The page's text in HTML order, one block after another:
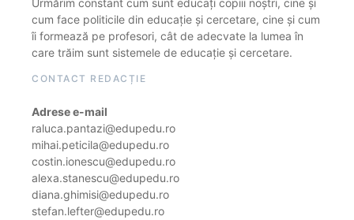
Urmărim constant cum sunt educați copiii noștri, cine și
cum face politicile din educație și cercetare, cine și cum
îi formează pe profesori, cât de adecvate la lumea în
care trăim sunt sistemele de educație și cercetare.
CONTACT REDACȚIE
Adrese e-mail
raluca.pantazi@edupedu.ro
mihai.peticila@edupedu.ro
costin.ionescu@edupedu.ro
alexa.stanescu@edupedu.ro
diana.ghimisi@edupedu.ro
stefan.lefter@edupedu.ro